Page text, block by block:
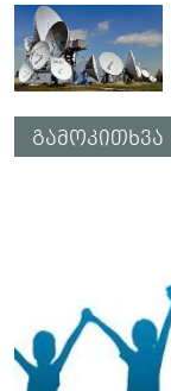
გამოკითხვა